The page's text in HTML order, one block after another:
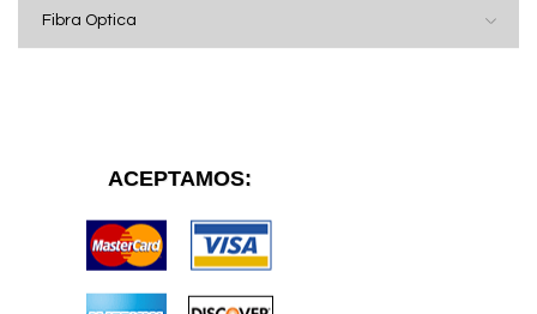
Fibra Optica
ACEPTAMOS: